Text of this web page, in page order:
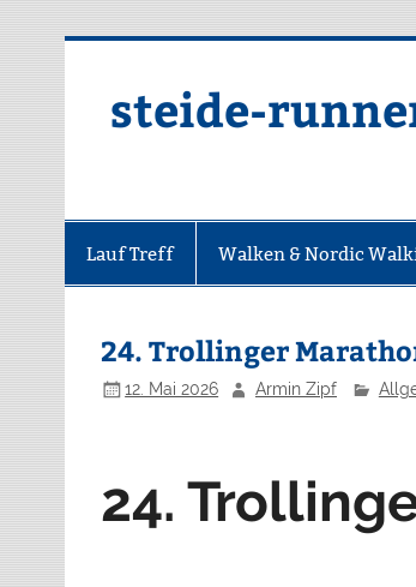
steide-
Lauf Treff Walken & Nordic
24. Trollinger
12. Mai 2026 Armin Zipf
24.